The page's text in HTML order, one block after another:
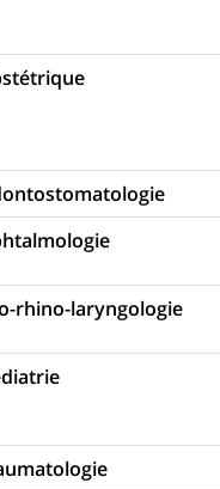
rhino-laryngologie